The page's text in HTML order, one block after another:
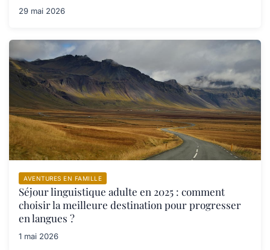
29 mai 2026
AVENTURES EN FAMILLE
Séjour linguistique adulte en 2025 : comment
choisir la meilleure destination pour progresser
en langues ?
1 mai 2026